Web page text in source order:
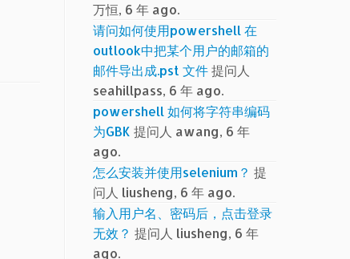
万恒, 6 年 ago.
请问如何使用powershell 在
outlook中把某个用户的邮箱的
邮件导出成.pst 文件提问人
seahillpass, 6 年 ago.
powershell 如何将字符串编码
为GBK 提问人 awang, 6 年
ago.
怎么安装并使用selenium？ 提
问人 liusheng, 6 年 ago.
输入用户名、密码后，点击登录
无效？ 提问人 liusheng, 6 年
ago.